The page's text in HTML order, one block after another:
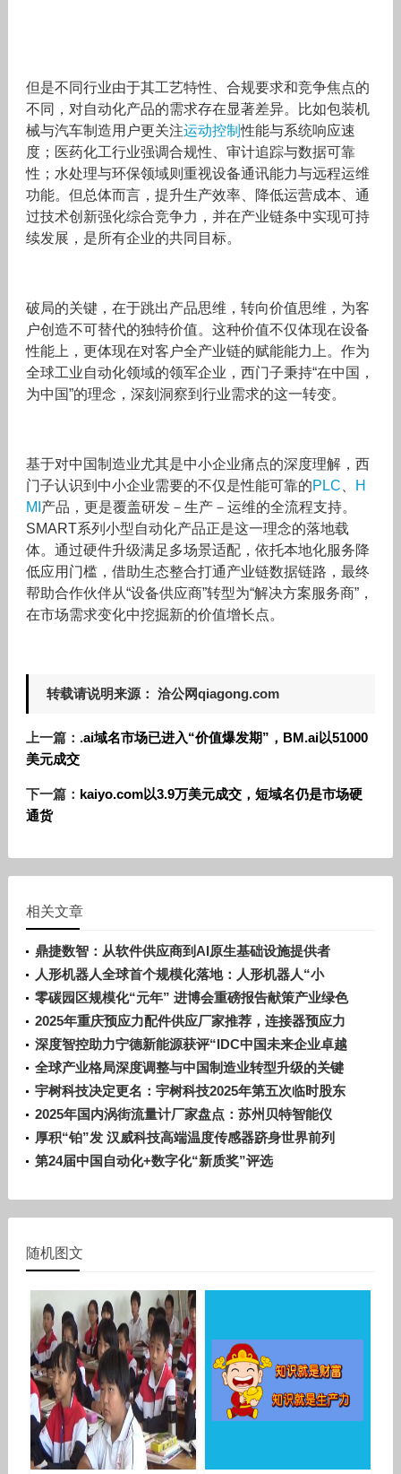
但是不同行业由于其工艺特性、合规要求和竞争焦点的
不同，对自动化产品的需求存在显著差异。比如包装机
械与汽车制造用户更关注运动控制性能与系统响应速
度；医药化工行业强调合规性、审计追踪与数据可靠
性；水处理与环保领域则重视设备通讯能力与远程运维
功能。但总体而言，提升生产效率、降低运营成本、通
过技术创新强化综合竞争力，并在产业链条中实现可持
续发展，是所有企业的共同目标。
破局的关键，在于跳出产品思维，转向价值思维，为客
户创造不可替代的独特价值。这种价值不仅体现在设备
性能上，更体现在对客户全产业链的赋能能力上。作为
全球工业自动化领域的领军企业，西门子秉持“在中国，
为中国”的理念，深刻洞察到行业需求的这一转变。
基于对中国制造业尤其是中小企业痛点的深度理解，西
门子认识到中小企业需要的不仅是性能可靠的PLC
H
MI 产品，更是覆盖研发－生产－运维的全流程支持。
SMART系列小型自动化产品正是这一理念的落地载
体。通过硬件升级满足多场景适配，依托本地化服务降
低应用门槛，借助生态整合打通产业链数据链路，最终
帮助合作伙伴从“设备供应商”转型为“解决方案服务商”，
在市场需求变化中挖掘新的价值增长点。
转载请说明来源： 洽公网qiagong.com
上一篇： .ai域名市场已进入“价值爆发期”，BM.ai以51000
美元成交
下一篇： kaiyo.com以3.9万美元成交，短域名仍是市场硬
通货
相关文章
鼎捷数智：从软件供应商到AI原生基础设施提供者
人形机器人全球首个规模化落地：人形机器人“小
墨”进驻宁德时代电池生产线！
零碳园区规模化“元年” 进博会重磅报告献策产业绿色
转型
2025年重庆预应力配件供应厂家推荐，连接器预应力
配件哪家好
深度智控助力宁德新能源获评“IDC中国未来企业卓越
奖”，以PhyAI驱动工业能效智控新范式
全球产业格局深度调整与中国制造业转型升级的关键
交汇点
宇树科技决定更名：宇树科技2025年第五次临时股东
会审议通过了《关于公司更名的议案》
2025年国内涡街流量计厂家盘点：苏州贝特智能仪
表，智能涡街流量计领军者
厚积“铂”发 汉威科技高端温度传感器跻身世界前列
第24届中国自动化+数字化“新质奖”评选
随机图文